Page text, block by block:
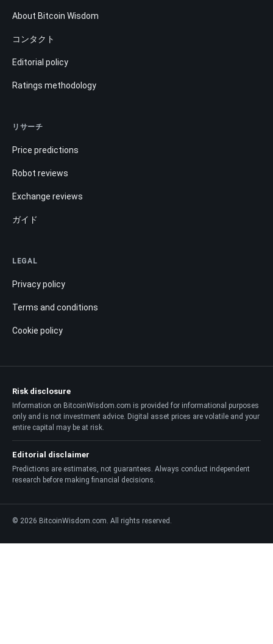
About Bitcoin Wisdom
コンタクト
Editorial policy
Ratings methodology
リサーチ
Price predictions
Robot reviews
Exchange reviews
ガイド
LEGAL
Privacy policy
Terms and conditions
Cookie policy
Risk disclosure
Information on BitcoinWisdom.com is provided for informational purposes
only and is not investment advice. Digital asset prices are volatile and your
entire capital may be at risk.
Editorial disclaimer
Predictions are estimates, not guarantees. Always conduct independent
research before making financial decisions.
© 2026 BitcoinWisdom.com. All rights reserved.